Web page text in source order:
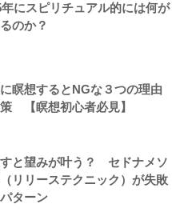
年にスピリチュアル的には何が
のか？
瞑想するとNGな３つの理由
【瞑想初心者必見】
と望みが叶う？ セドナメソ
リリーステクニック）が失敗
ターン